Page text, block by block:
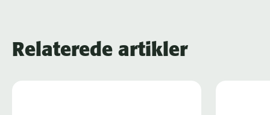
Relaterede artikler